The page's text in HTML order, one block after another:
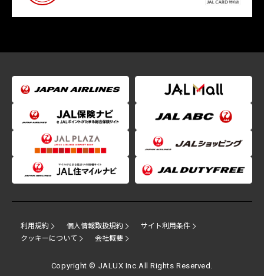
利用規約 個人情報取扱規約
サイト利用条件
クッキーについて
会社概要
Copyright © JALUX Inc.All Rights Reserved.